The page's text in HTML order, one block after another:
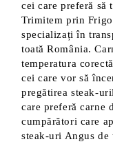
cei care preferă
Trimitem prin
specializați în
toată România.
temperatura
cei care vor să
pregătirea steak-
care preferă carne
cumpărători care
steak-uri Angus de